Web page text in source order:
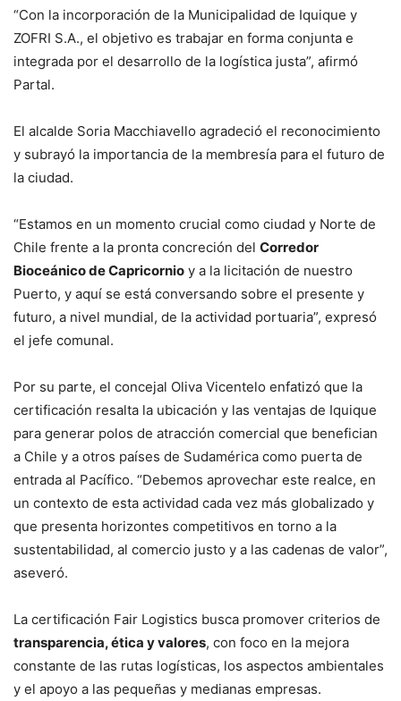
“Con la incorporación de la Municipalidad de Iquique y
ZOFRI S.A., el objetivo es trabajar en forma conjunta e
integrada por el desarrollo de la logística justa”, afirmó
Partal.
El alcalde Soria Macchiavello agradeció el reconocimiento
y subrayó la importancia de la membresía para el futuro de
la ciudad.
“Estamos en un momento crucial como ciudad y Norte de
Chile frente a la pronta concreción del Corredor
Bioceánico de Capricornio y a la licitación de nuestro
Puerto, y aquí se está conversando sobre el presente y
futuro, a nivel mundial, de la actividad portuaria”, expresó
el jefe comunal.
Por su parte, el concejal Oliva Vicentelo enfatizó que la
certificación resalta la ubicación y las ventajas de Iquique
para generar polos de atracción comercial que benefician
a Chile y a otros países de Sudamérica como puerta de
entrada al Pacífico. “Debemos aprovechar este realce, en
un contexto de esta actividad cada vez más globalizado y
que presenta horizontes competitivos en torno a la
sustentabilidad, al comercio justo y a las cadenas de valor”,
aseveró.
La certificación Fair Logistics busca promover criterios de
transparencia, ética y valores, con foco en la mejora
constante de las rutas logísticas, los aspectos ambientales
y el apoyo a las pequeñas y medianas empresas.